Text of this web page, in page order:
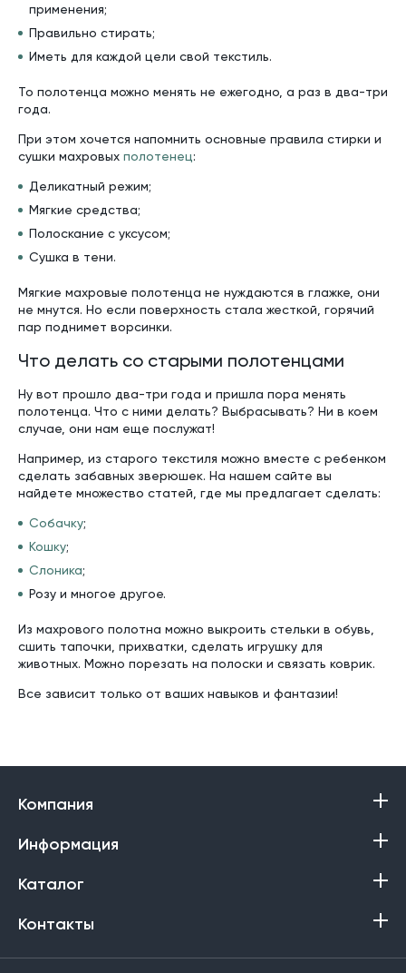
применения;
Правильно стирать;
Иметь для каждой цели свой текстиль.
То полотенца можно менять не ежегодно, а раз в два-три
года.
При этом хочется напомнить основные правила стирки и
сушки махровых полотенец:
Деликатный режим;
Мягкие средства;
Полоскание с уксусом;
Сушка в тени.
Мягкие махровые полотенца не нуждаются в глажке, они
не мнутся. Но если поверхность стала жесткой, горячий
пар поднимет ворсинки.
Что делать со старыми полотенцами
Ну вот прошло два-три года и пришла пора менять
полотенца. Что с ними делать? Выбрасывать? Ни в коем
случае, они нам еще послужат!
Например, из старого текстиля можно вместе с ребенком
сделать забавных зверюшек. На нашем сайте вы
найдете множество статей, где мы предлагает сделать:
Собачку;
Кошку;
Слоника;
Розу и многое другое.
Из махрового полотна можно выкроить стельки в обувь,
сшить тапочки, прихватки, сделать игрушку для
животных. Можно порезать на полоски и связать коврик.
Все зависит только от ваших навыков и фантазии!
Компания
Информация
Каталог
Контакты